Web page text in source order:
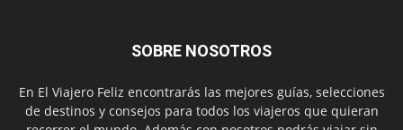
SOBRE NOSOTROS
En El Viajero Feliz encontrarás las mejores guías, selecciones
de destinos y consejos para todos los viajeros que quieran